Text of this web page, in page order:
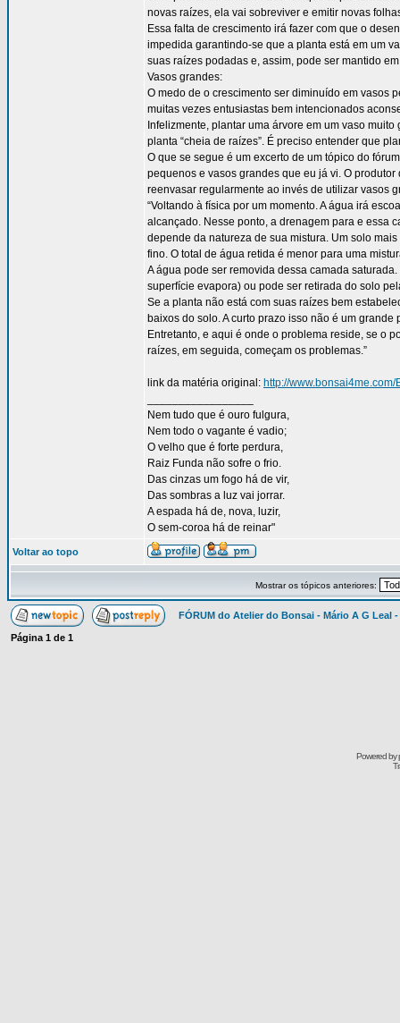
novas raízes, ela vai sobreviver e emitir novas
Essa falta de crescimento irá fazer com que o
impedida garantindo-se que a planta está em um
suas raízes podadas e, assim, pode ser mantido
Vasos grandes:
O medo de o crescimento ser diminuído em vasos
muitas vezes entusiastas bem intencionados
Infelizmente, plantar uma árvore em um vaso
planta “cheia de raízes”. É preciso entender que
O que se segue é um excerto de um tópico do
pequenos e vasos grandes que eu já vi. O
reenvasar regularmente ao invés de utilizar vasos
“Voltando à física por um momento. A água irá
alcançado. Nesse ponto, a drenagem para e essa
depende da natureza de sua mistura. Um solo
fino. O total de água retida é menor para uma
A água pode ser removida dessa camada
superfície evapora) ou pode ser retirada do solo
Se a planta não está com suas raízes bem
baixos do solo. A curto prazo isso não é um grande
Entretanto, e aqui é onde o problema reside, se o
raízes, em seguida, começam os problemas.”
link da matéria original: http://
Nem tudo que é ouro fulgura,
Nem todo o vagante é vadio;
O velho que é forte perdura,
Raiz Funda não sofre o frio.
Das cinzas um fogo há de vir,
Das sombras a luz vai jorrar.
A espada há de, nova, luzir,
O sem-coroa há de reinar"
Voltar ao topo
Mostrar os tópicos anteriores:
FÓRUM do Atelier do Bonsai - Mário A G Leal
Página 1 de 1
Powered by